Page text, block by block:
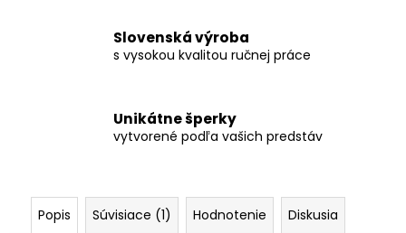
Slovenská výroba
s vysokou kvalitou ručnej práce
Unikátne šperky
vytvorené podľa vašich predstáv
Popis Súvisiace (1) Hodnotenie Diskusia